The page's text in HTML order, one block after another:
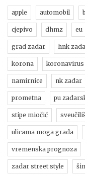
apple automobil
cjepivo dhmz eu
grad zadar hnk
korona koronavirus
namirnice nk zadar
prometna pu
stipe miočić
ulicama moga grada
vremenska prognoza
zadar street style